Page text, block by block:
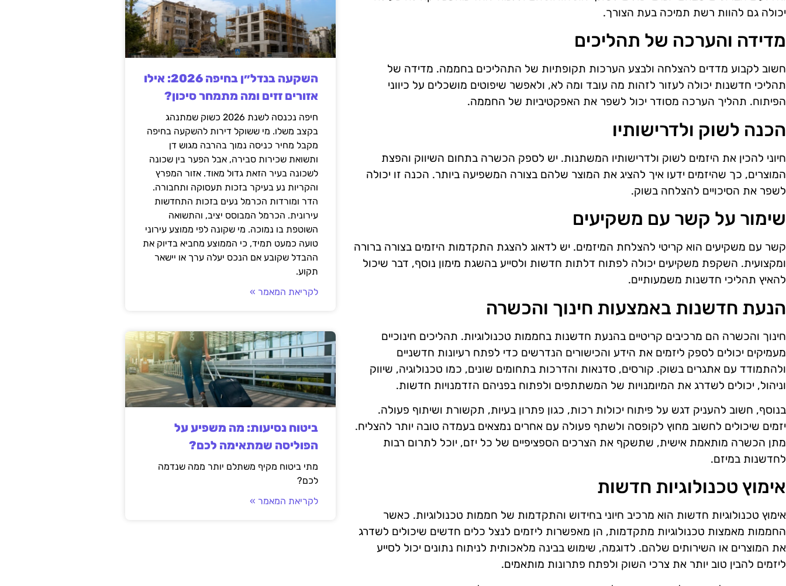
יכולה גם להוות רשת תמיכה בעת הצורך.
מדידה והערכה של תהליכים
חשוב לקבוע מדדים להצלחה ולבצע הערכות תקופתיות של התהליכים בחממה. מדידה של
תהליכי חדשנות יכולה לעזור לזהות מה עובד ומה לא, ולאפשר שיפוטים מושכלים על כיווני
הפיתוח. תהליך הערכה מסודר יכול לשפר את האפקטיביות של החממה.
הכנה לשוק ולדרישותיו
חיוני להכין את היזמים לשוק ולדרישותיו המשתנות. יש לספק הכשרה בתחום השיווק והפצת
המוצרים, כך שהיזמים ידעו איך להציג את המוצר שלהם בצורה המשפיעה ביותר. הכנה זו יכולה
לשפר את הסיכויים להצלחה בשוק.
שימור על קשר עם משקיעים
קשר עם משקיעים הוא קריטי להצלחת המיזמים. יש לדאוג להצגת התקדמות היזמים בצורה ברורה
ומקצועית. השקפת משקיעים יכולה לפתוח דלתות חדשות ולסייע בהשגת מימון נוסף, דבר שיכול
להאיץ תהליכי חדשנות משמעותיים.
הנעת חדשנות באמצעות חינוך והכשרה
חינוך והכשרה הם מרכיבים קריטיים בהנעת חדשנות בחממות טכנולוגיות. תהליכים חינוכיים
מעמיקים יכולים לספק ליזמים את הידע והכישורים הנדרשים כדי לפתח רעיונות חדשניים
ולהתמודד עם אתגרים בשוק. קורסים, סדנאות והדרכות בתחומים שונים, כמו טכנולוגיה, שיווק
וניהול, יכולים לשדרג את המיומנויות של המשתתפים ולפתוח בפניהם הזדמנויות חדשות.
בנוסף, חשוב להעניק דגש על פיתוח יכולות רכות, כגון פתרון בעיות, תקשורת ושיתוף פעולה.
יזמים שיכולים לחשוב מחוץ לקופסה ולשתף פעולה עם אחרים נמצאים בעמדה טובה יותר להצליח.
מתן הכשרה מותאמת אישית, שתשקף את הצרכים הספציפיים של כל יזם, יוכל לתרום רבות
לחדשנות במיזם.
אימוץ טכנולוגיות חדשות
אימוץ טכנולוגיות חדשות הוא מרכיב חיוני בחידוש והתקדמות של חממות טכנולוגיות. כאשר
החממות מאמצות טכנולוגיות מתקדמות, הן מאפשרות ליזמים לנצל כלים חדשים שיכולים לשדרג
את המוצרים או השירותים שלהם. לדוגמה, שימוש בבינה מלאכותית לניתוח נתונים יכול לסייע
ליזמים להבין טוב יותר את צרכי השוק ולפתח פתרונות מותאמים.
השקעה בנדל״ן בחיפה 2026: אילו
אזורים זזים ומה מתמחר סיכון?
חיפה נכנסה לשנת 2026 כשוק שמתנהג
בקצב משלו. מי ששוקל דירות להשקעה בחיפה
מקבל מחיר כניסה נמוך בהרבה מגוש דן
ותשואת שכירות סבירה, אבל הפער בין שכונה
לשכונה בעיר הזאת גדול מאוד. אזור המפרץ
והקריות נע בעיקר בזכות תעסוקה ותחבורה.
הדר ומורדות הכרמל נעים בזכות התחדשות
עירונית. הכרמל המבוסס יציב, והתשואה
השוטפת בו נמוכה. מי שקונה לפי ממוצע עירוני
טועה כמעט תמיד, כי הממוצע מחביא בדיוק את
ההבדל שקובע אם הנכס יעלה ערך או יישאר
תקוע.
לקריאת המאמר »
ביטוח נסיעות: מה משפיע על
הפוליסה שמתאימה לכם?
מתי ביטוח מקיף משתלם יותר ממה שנדמה
לכם?
לקריאת המאמר »